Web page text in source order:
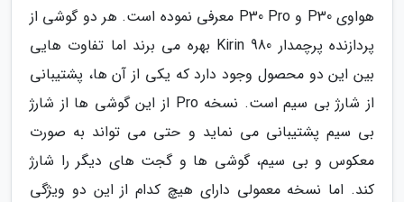
هواوی P30 و P30 Pro معرفی نموده است. هر دو گوشی از
پردازنده پرچمدار Kirin 980 بهره می برند اما تفاوت هایی
بین این دو محصول وجود دارد که یکی از آن ها، پشتیبانی
از شارژ بی سیم است. نسخه Pro از این گوشی ها از شارژ
بی سیم پشتیبانی می نماید و حتی می تواند به صورت
معکوس و بی سیم، گوشی ها و گجت های دیگر را شارژ
کند. اما نسخه معمولی دارای هیچ کدام از این دو ویژگی